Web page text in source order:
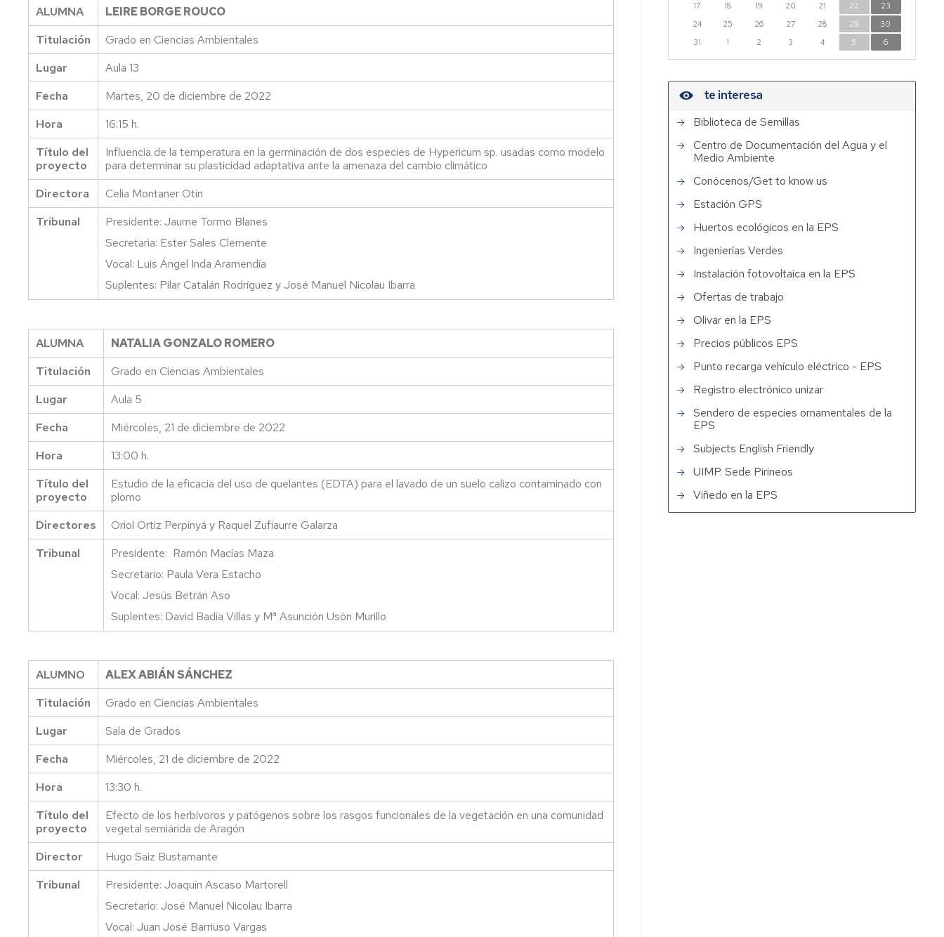
Organización
Equipo
de
Dirección
Órganos
de
representación
Departamentos
universitarios
Áreas
Técnica,
de
Gestión
Administración
propia
Prevención
seguridad
Situación
geográfica
Cómo
llegar
Información
EPS
Conócenos
La
EPS
Programa
de
Orientación
Universitaria
Normas
de
Permanencia
en
la
UZ
Normativa
de
evaluación
en
la
Normativa
y
de
de
Innovación
Estudiantes
visitantes
Prácticas
externas
Reconocimiento
transferencia
de
de
Estudios
Homologación
títulos
extranjeros
ecológicos
Jornadas
de
y
Tecnología
de
puertas
abiertas
a
las
12
Premios
Presentación
EPS
centros
Semana
San
Alberto
información
Institutos
participación
de
EPS
ALUMNA
LEIRE BORGE ROUCO
Titulación
Grado en Ciencias Ambientales
Lugar
Aula 13
Fecha
Martes, 20 de diciembre de 2022
Hora
16:15 h.
Título del
proyecto
Influencia de la temperatura en la germinación de dos especies de Hypericum sp. usadas como modelo
para determinar su plasticidad adaptativa ante la amenaza del cambio climático
Directora
Celia Montaner Otín
Tribunal
Presidente: Jaume Tormo Blanes
Secretaria: Ester Sales Clemente
Vocal: Luis Ángel Inda Aramendía
Suplentes: Pilar Catalán Rodríguez y José Manuel Nicolau Ibarra
ALUMNA
NATALIA GONZALO ROMERO
Titulación
Grado en Ciencias Ambientales
Lugar
Aula 5
Fecha
Miércoles, 21 de diciembre de 2022
Hora
13:00 h.
Título del
proyecto
Estudio de la eficacia del uso de quelantes (EDTA) para el lavado de un suelo calizo contaminado con
plomo
Directores
Oriol Ortiz Perpinyá y Raquel Zufiaurre Galarza
Tribunal
Presidente: Ramón Macías Maza
Secretario: Paula Vera Estacho
Vocal: Jesús Betrán Aso
Suplentes: David Badía Villas y Mª Asunción Usón Murillo
ALUMNO
ALEX ABIÁN SÁNCHEZ
Titulación
Grado en Ciencias Ambientales
Lugar
Sala de Grados
Fecha
Miércoles, 21 de diciembre de 2022
Hora
13:30 h.
Título del
proyecto
Efecto de los herbívoros y patógenos sobre los rasgos funcionales de la vegetación en una comunidad
vegetal semiárida de Aragón
Director
Hugo Saiz Bustamante
Tribunal
Presidente: Joaquín Ascaso Martorell
Secretario: José Manuel Nicolau Ibarra
Vocal: Juan José Barriuso Vargas
17
18 19 20 21 22
23
24
25 26 27 28 29
30
31
1 2 3 4 5 6
te interesa
Biblioteca de Semillas
Centro de Documentación del Agua y el
Medio Ambiente
Conócenos/Get to know us
Estación GPS
Huertos ecológicos en la EPS
Ingenierías Verdes
Instalación fotovoltaica en la EPS
Ofertas de trabajo
Olivar en la EPS
Precios públicos EPS
Punto recarga vehículo eléctrico - EPS
Registro electrónico unizar
Sendero de especies ornamentales de la
EPS
Subjects English Friendly
UIMP. Sede Pirineos
Viñedo en la EPS